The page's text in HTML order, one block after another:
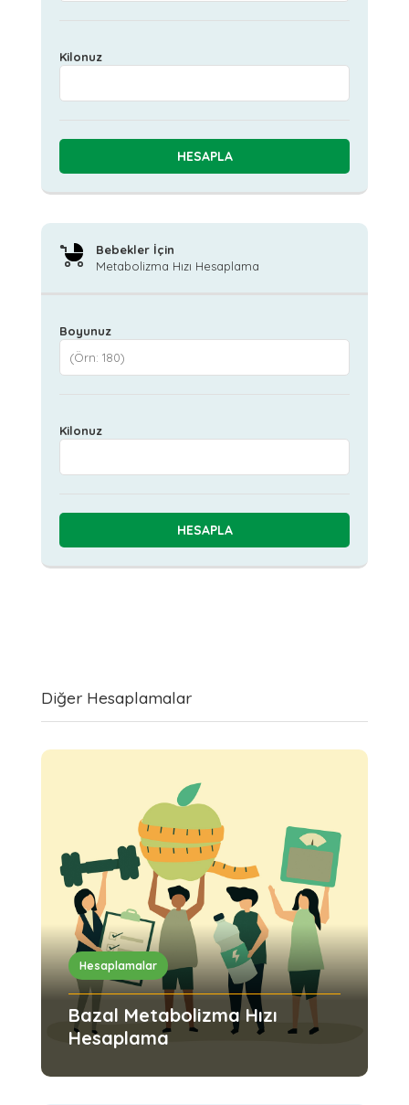
Kilonuz
Bebekler İçin
Metabolizma Hızı Hesaplama
Boyunuz
Kilonuz
Diğer Hesaplamalar
Hesaplamalar
Bazal Metabolizma Hızı
Hesaplama